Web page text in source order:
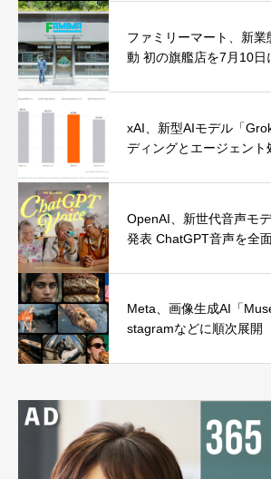
ファミリーマート、新
動 初の旗艦店を7月10日
xAI、新型AIモデル「
ディングとエージェント
OpenAI、新世代音声モ
発表 ChatGPT音声を全
Meta、画像生成AI「
stagramなどに順次展開